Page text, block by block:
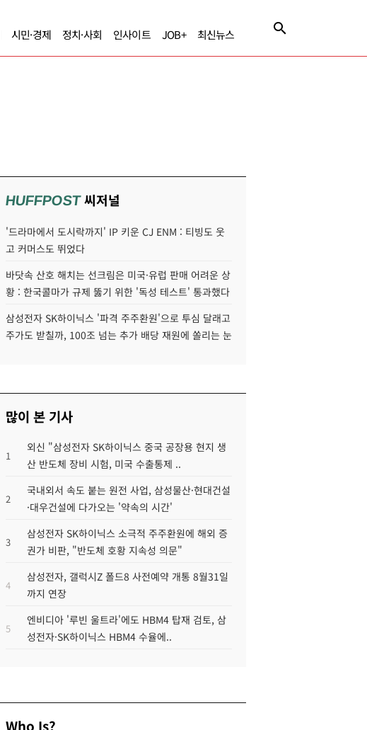
시민·경제 정치·사회 인사이트 JOB+ 최신뉴스
HUFFPOST씨저널
'드라마에서 도시락까지' IP 키운 CJ ENM : 티빙도 웃
고 커머스도 뛰었다
바닷속 산호 해치는 선크림은 미국·유럽 판매 어려운 상
황 : 한국콜마가 규제 뚫기 위한 '독성 테스트' 통과했다
삼성전자 SK하이닉스 '파격 주주환원'으로 투심 달래고
주가도 받칠까, 100조 넘는 추가 배당 재원에 쏠리는 눈
많이 본 기사
1
외신 "삼성전자 SK하이닉스 중국 공장용 현지 생
산 반도체 장비 시험, 미국 수출통제 ..
2
국내외서 속도 붙는 원전 사업, 삼성물산·현대건설
·대우건설에 다가오는 '약속의 시간'
3
삼성전자 SK하이닉스 소극적 주주환원에 해외 증
권가 비판, "반도체 호황 지속성 의문"
4
삼성전자, 갤럭시Z 폴드8 사전예약 개통 8월31일
까지 연장
5
엔비디아 '루빈 울트라'에도 HBM4 탑재 검토, 삼
성전자·SK하이닉스 HBM4 수율에..
Who Is?